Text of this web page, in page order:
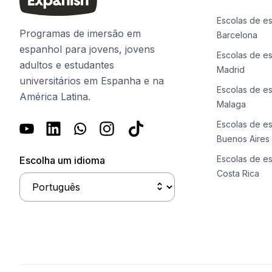
Preparação para o Exame DELE
Preparação para o Exame SIELE
30-49 anos
Aulas de espanhol em grupo
Curso noturno em grupo
Cursos de longa duração
Cursos de espanhol on-line
Preparação para o Exame DELE
Mais de 50 programas Sessões
Curso noturno em grupo
Aulas Particulares
Acampamentos de Verão
Programas de imersão em
espanhol para jovens, jovens
adultos e estudantes
universitários em Espanha e na
América Latina.
Escolha um idioma
Escolas de
Barcelona
Escolas de
Madrid
Escolas de
Malaga
Escolas de
Buenos Aires
Escolas de
Costa Rica